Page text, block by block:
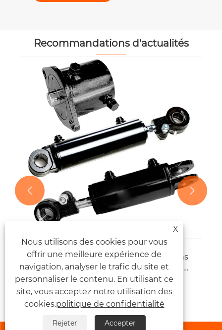
Recommandations d'actualités
Comment améliorer la durée de vie
d'une boîte à vis sans fin en
fonctionnement continu ?
Voir plus >>
 
X
Nous utilisons des cookies pour vous
offrir une meilleure expérience de
navigation, analyser le trafic du site et
personnaliser le contenu. En utilisant ce
site, vous acceptez notre utilisation des
cookies.politique de confidentialité
Rejeter Accepter